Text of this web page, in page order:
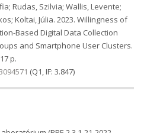
Rudas, Szilvia; Wallis, Levente;
Koltai, Júlia. 2023. Willingness of
Based Digital Data Collection
and Smartphone User Clusters.
p.
(Q1, IF: 3.847)